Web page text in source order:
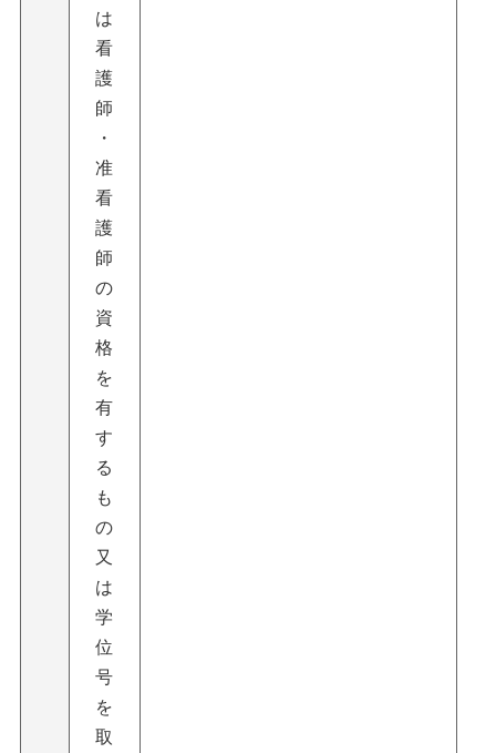
は
看
護
師
・
准
看
護
師
の
資
格
を
有
す
る
も
の
又
は
学
位
号
を
取